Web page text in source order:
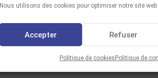
Nous utilisons des cookies pour optimiser notre site web
Accepter Refuser
Politique de cookies Politique de
VOUS AIMEREZ